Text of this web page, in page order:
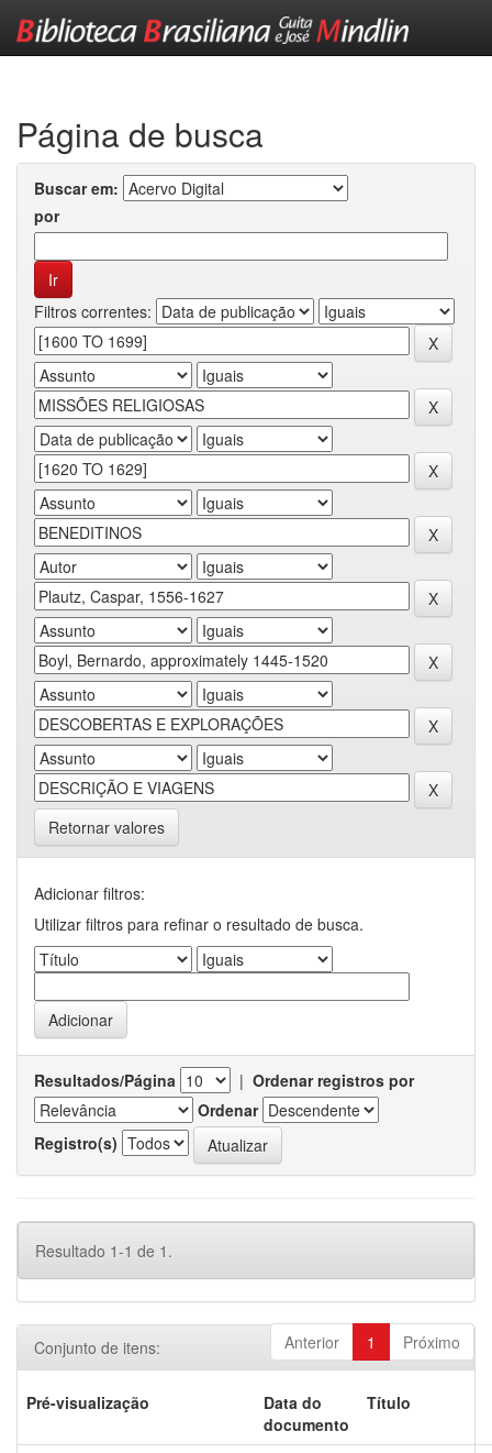
Página de busca
Buscar em:
por
Filtros correntes:
Retornar valores
Adicionar filtros:
Utilizar filtros para refinar o resultado de busca.
Resultados/Página | Ordenar registros por
Ordenar
Registro(s)
Resultado 1-1 de 1.
Anterior 1 Próximo
Conjunto de itens:
Pré-visualização
Data do
documento
Título